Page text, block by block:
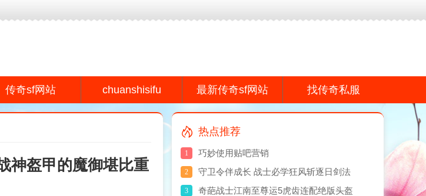
传奇sf网站 chuanshisifu 最新传奇sf网站 找传奇私服
神盔甲的魔御堪比重
热点推荐
1 巧妙使用贴吧营销
2 守卫令伴成长 战士必学狂风斩逐日剑法
3 奇葩战士江南至尊运5虎齿连配绝版头盔